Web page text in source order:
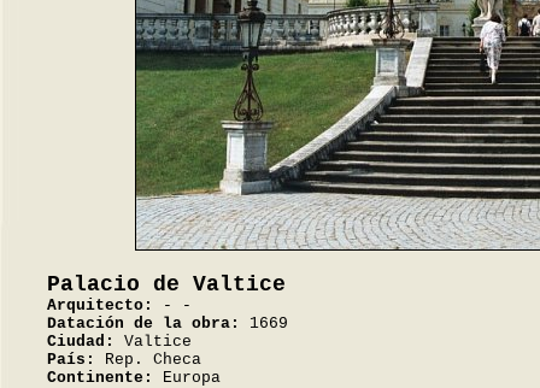
Palacio de Valtice
Arquitecto:
- -
Datación de la obra:
1669
Ciudad:
Valtice
País:
Rep. Checa
Continente:
Europa